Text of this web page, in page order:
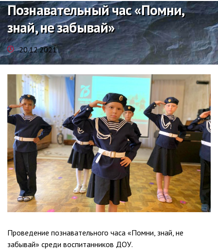
Познавательный час «Помни,
знай, не забывай»
20.12.2021
Проведение познавательного часа «Помни, знай, не
забывай» среди воспитанников ДОУ.